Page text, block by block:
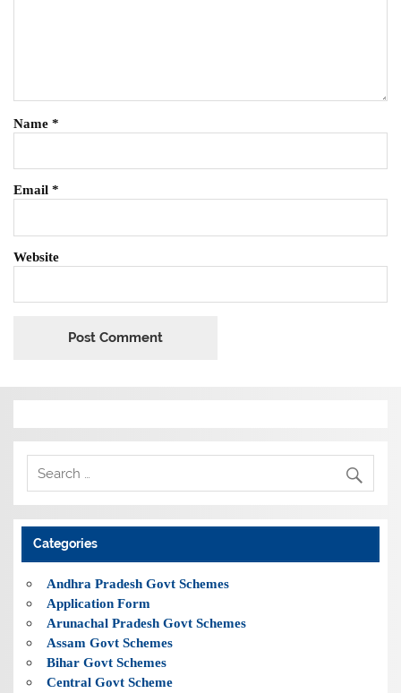
Name*
Email*
Website
Categories
Andhra Pradesh Govt Schemes
Application Form
Arunachal Pradesh Govt Schemes
Assam Govt Schemes
Bihar Govt Schemes
Central Govt Scheme